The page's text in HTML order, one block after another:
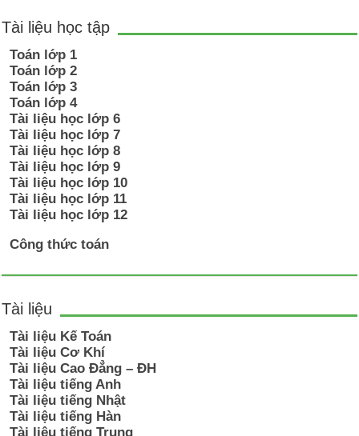
Tài liệu học tập
Toán lớp 1
Toán lớp 2
Toán lớp 3
Toán lớp 4
Tài liệu học lớp 6
Tài liệu học lớp 7
Tài liệu học lớp 8
Tài liệu học lớp 9
Tài liệu học lớp 10
Tài liệu học lớp 11
Tài liệu học lớp 12
Công thức toán
Tài liệu
Tài liệu Kế Toán
Tài liệu Cơ Khí
Tài liệu Cao Đẳng – ĐH
Tài liệu tiếng Anh
Tài liệu tiếng Nhật
Tài liệu tiếng Hàn
Tài liệu tiếng Trung